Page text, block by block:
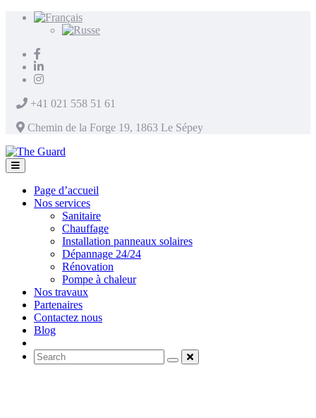
+41 021 558 51 61
Chemin de la Forge 19, 1863 Le Sépey
Page d’accueil
Nos services
Sanitaire
Chauffage
Installation panneaux solaires
Dépannage 24/24
Rénovation
Pompe à chaleur
Nos travaux
Partenaires
Contactez nous
Blog